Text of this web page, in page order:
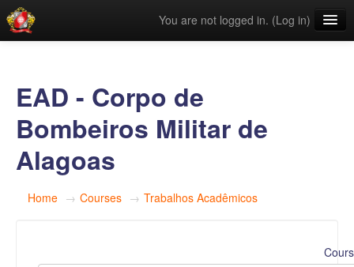
You are not logged in. (Log in)
EAD - Corpo de
Bombeiros Militar de
Alagoas
Home → Courses → Trabalhos Acadêmicos